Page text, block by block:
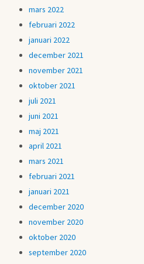
mars 2022
februari 2022
januari 2022
december 2021
november 2021
oktober 2021
juli 2021
juni 2021
maj 2021
april 2021
mars 2021
februari 2021
januari 2021
december 2020
november 2020
oktober 2020
september 2020